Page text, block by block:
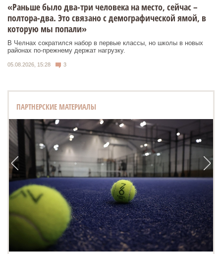
«Раньше было два-три человека на место, сейчас –
полтора-два. Это связано с демографической ямой, в
которую мы попали»
В Челнах сократился набор в первые классы, но школы в новых
районах по-прежнему держат нагрузку.
05.08.2026, 15:28 3
ПАРТНЕРСКИЕ МАТЕРИАЛЫ